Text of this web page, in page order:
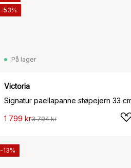
På lager
Victoria
1 799 kr3 794 kr
-53%
-13%